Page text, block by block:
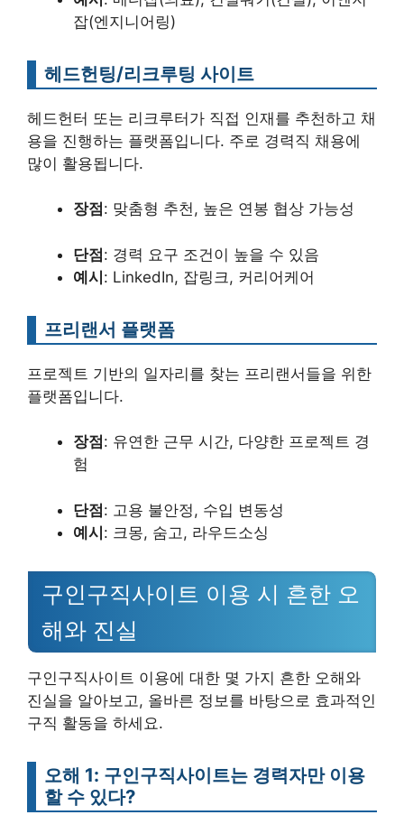
잡(엔지니어링)
헤드헌팅/리크루팅 사이트
헤드헌터 또는 리크루터가 직접 인재를 추천하고 채
용을 진행하는 플랫폼입니다. 주로 경력직 채용에
많이 활용됩니다.
장점 : 맞춤형 추천, 높은 연봉 협상 가능성
단점: 경력 요구 조건이 높을 수 있음
예시: LinkedIn, 잡링크, 커리어케어
프리랜서 플랫폼
프로젝트 기반의 일자리를 찾는 프리랜서들을 위한
플랫폼입니다.
장점 : 유연한 근무 시간, 다양한 프로젝트 경
험
단점: 고용 불안정, 수입 변동성
예시: 크몽, 숨고, 라우드소싱
구인구직사이트 이용 시 흔한 오
해와 진실
구인구직사이트 이용에 대한 몇 가지 흔한 오해와
진실을 알아보고, 올바른 정보를 바탕으로 효과적인
구직 활동을 하세요.
오해 1: 구인구직사이트는 경력자만 이용
할 수 있다?